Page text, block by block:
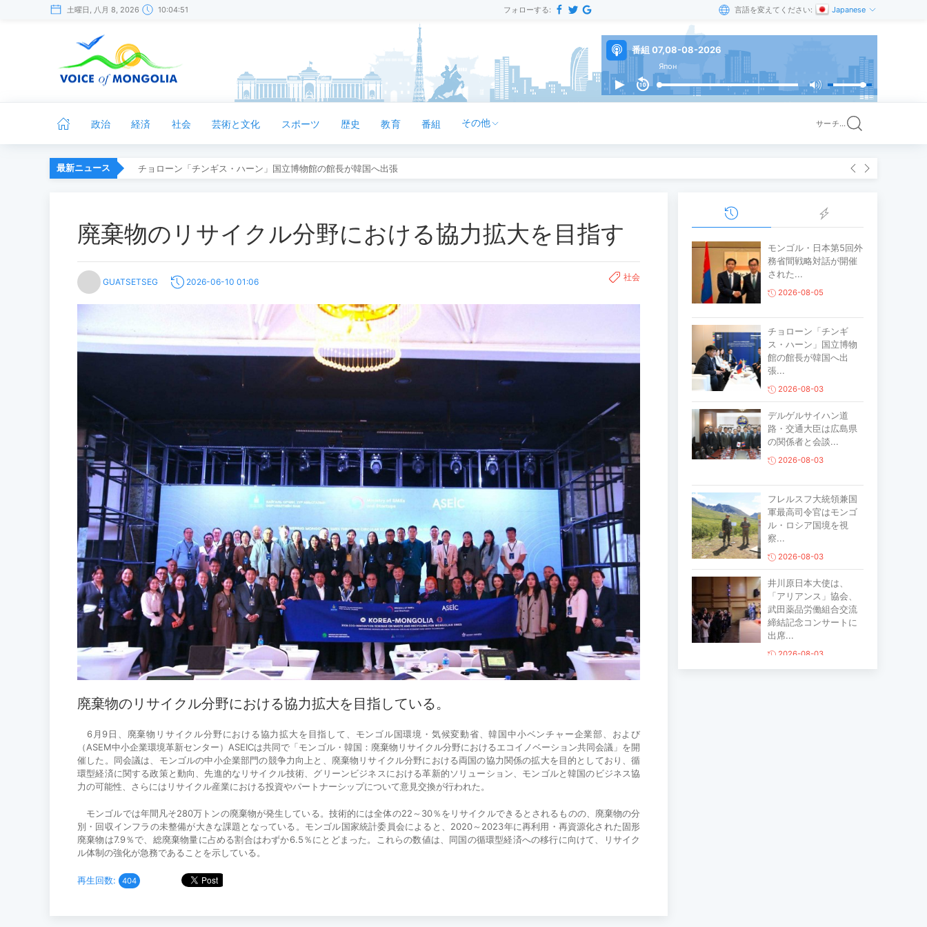
土曜日, 八月 8, 2026 10:04:52 フォローする: 言語を変えてください: Japanese
番組 07,08-08-2026
政治 経済 社会 芸術と文化 スポーツ 歴史 教育 番組 その他 サーチ...
最新ニュース チョローン「チンギス・ハーン」国立博物館の館長が韓国へ出張
廃棄物のリサイクル分野における協力拡大を目指す
GUATSETSEG 2026-06-10 01:06 社会
廃棄物のリサイクル分野における協力拡大を目指している。
6月9日、廃棄物リサイクル分野における協力拡大を目指して、モンゴル国環境・気候変動省、韓国中小ベンチャー企業部、および
（ASEM中小企業環境革新センター） ASEICは共同で「モンゴル・韓国：廃棄物リサイクル分野におけるエコイノベーション共同会議」を開
催した。同会議は、モンゴルの中小企業部門の競争力向上と、廃棄物リサイクル分野における両国の協力関係の拡大を目的としており、循
環型経済に関する政策と動向、先進的なリサイクル技術、グリーンビジネスにおける革新的ソリューション、モンゴルと韓国のビジネス協
力の可能性、さらにはリサイクル産業における投資やパートナーシップについて意見交換が行われた。
モンゴルでは年間凡そ280万トンの廃棄物が発生している。技術的には全体の22～30％をリサイクルできるとされるものの、廃棄物の分
別・回収インフラの未整備が大きな課題となっている。モンゴル国家統計委員会によると、2020～2023年に再利用・再資源化された固形
廃棄物は7.9％で、総廃棄物量に占める割合はわずか6.5％にとどまった。これらの数値は、同国の循環型経済への移行に向けて、リサイク
ル体制の強化が急務であることを示している。
再生回数: 404
モンゴル・日本第5回外
務省間戦略対話が開催
された...
2026-08-05
チョローン「チンギ
ス・ハーン」国立博物
館の館長が韓国へ出
張...
2026-08-03
デルゲルサイハン道
路・交通大臣は広島県
の関係者と会談...
2026-08-03
フレルスフ大統領兼国
軍最高司令官はモンゴ
ル・ロシア国境を視
察...
2026-08-03
井川原日本大使は、
「アリアンス」協会、
武田薬品労働組合交流
締結記念コンサートに
出席...
2026-08-03